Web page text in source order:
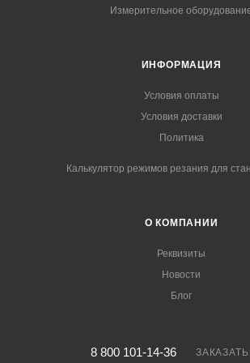
Измерительное
ИНФОРМАЦИЯ
Условия оплаты
Условия доставки
Политика
Калькулятор режимов резания для
О КОМПАНИИ
Реквизиты
Новости
Блог
8 800 101-14-36